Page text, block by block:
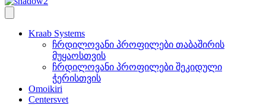
Kraab Systems
ჩრდილოვანი პროფილები თაბაშირის
მუყაოსთვის
ჩრდილოვანი პროფილები შეკიდული
ჭერისთვის
Omoikiri
Centersvet